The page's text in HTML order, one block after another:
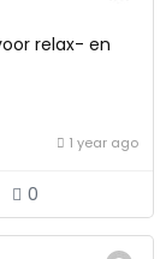
relax- en
1 year ago
0